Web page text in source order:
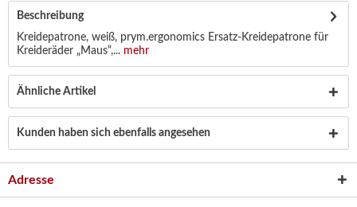
Beschreibung
Kreidepatrone, weiß, prym.ergonomics Ersatz-Kreidepatrone für
Kreideräder „Maus“,... mehr
Ähnliche Artikel
Kunden haben sich ebenfalls angesehen
Adresse